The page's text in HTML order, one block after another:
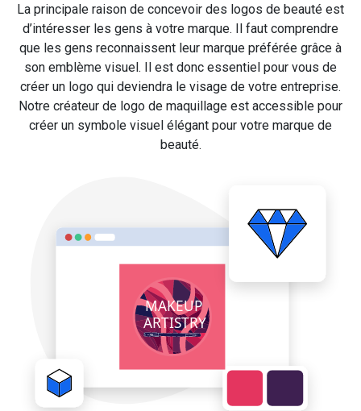
La principale raison de concevoir des logos de beauté est
d’intéresser les gens à votre marque. Il faut comprendre
que les gens reconnaissent leur marque préférée grâce à
son emblème visuel. Il est donc essentiel pour vous de
créer un logo qui deviendra le visage de votre entreprise.
Notre créateur de logo de maquillage est accessible pour
créer un symbole visuel élégant pour votre marque de
beauté.